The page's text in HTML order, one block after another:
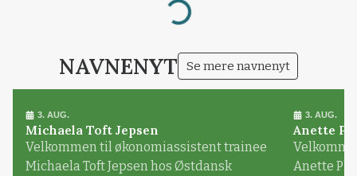
Loading...
NAVNENYT Se mere navnenyt
3. AUG.
Michaela Toft Jepsen
Velkommen til økonomiassistent trainee
Michaela Toft Jepsen hos Østdansk
3. AUG.
Anette
Anette